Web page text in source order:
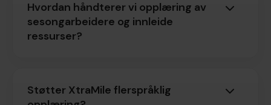
Hvordan håndterer vi opplæring av
sesongarbeidere og innleide
ressurser?
Støtter XtraMile flerspråklig